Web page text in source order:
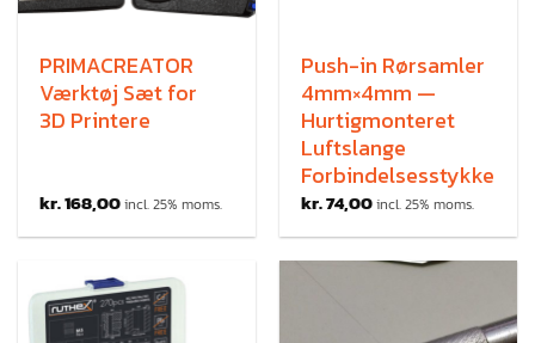
PRIMACREATOR
Værktøj Sæt for
3D Printere
kr.168,00incl. 25% moms.
Push-in Rørsamler
4mm×4mm —
Hurtigmonteret
Luftslange
Forbindelsesstykke
kr.74,00incl. 25% moms.